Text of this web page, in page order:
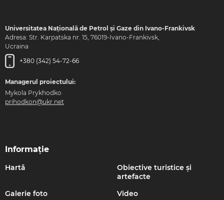
Universitatea Națională de Petrol și Gaze din Ivano-Frankivsk
Adresa: Str. Karpatska nr. 15, 76019-Ivano-Frankivsk,
Ucraina
+380 (342) 54-72-66
Managerul proiectului:
Mykola Prykhodko
prihodkon@ukr.net
Informație
Hartă
Obiective turistice și
artefacte
Galerie foto
Video